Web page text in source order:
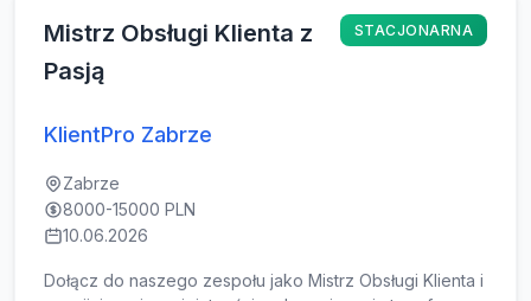
Mistrz Obsługi Klienta z
Pasją
STACJONARNA
KlientPro Zabrze
Zabrze
8000-15000 PLN
10.06.2026
Dołącz do naszego zespołu jako Mistrz Obsługi Klienta i